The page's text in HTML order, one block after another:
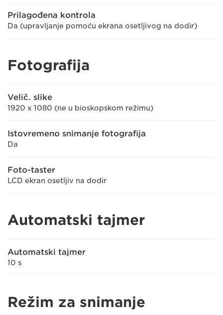
Prilagođena kontrola
Da (upravljanje pomoću ekrana osetljivog na dodir)
Fotografija
Velič. slike
1920 x 1080 (ne u bioskopskom režimu)
Istovremeno snimanje fotografija
Da
Foto-taster
LCD ekran osetljiv na dodir
Automatski tajmer
Automatski tajmer
10 s
Režim za snimanje